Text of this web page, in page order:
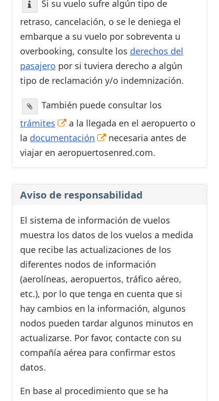
Si su vuelo sufre algún tipo de
retraso, cancelación, o se le deniega el
embarque a su vuelo por sobreventa u
overbooking, consulte los derechos del
pasajero por si tuviera derecho a algún
tipo de reclamación y/o indemnización.
También puede consultar los
trámites
a la llegada en el aeropuerto o
la documentación
necesaria antes de
viajar en aeropuertosenred.com.
Aviso de responsabilidad
El sistema de información de vuelos
muestra los datos de los vuelos a medida
que recibe las actualizaciones de los
diferentes nodos de información
(aerolíneas, aeropuertos, tráfico aéreo,
etc.), por lo que tenga en cuenta que si
hay cambios en la información, algunos
nodos pueden tardar algunos minutos en
actualizarse. Por favor, contacte con su
compañía aérea para confirmar estos
datos.
En base al procedimiento que se ha